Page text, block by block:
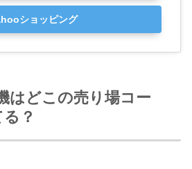
ショッピング
はどこの売り場コー
？